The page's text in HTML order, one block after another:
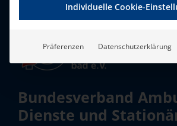
Bundesverband
Dienste und
Individuelle Cookie-
Präferenzen Datenschutzerklärung